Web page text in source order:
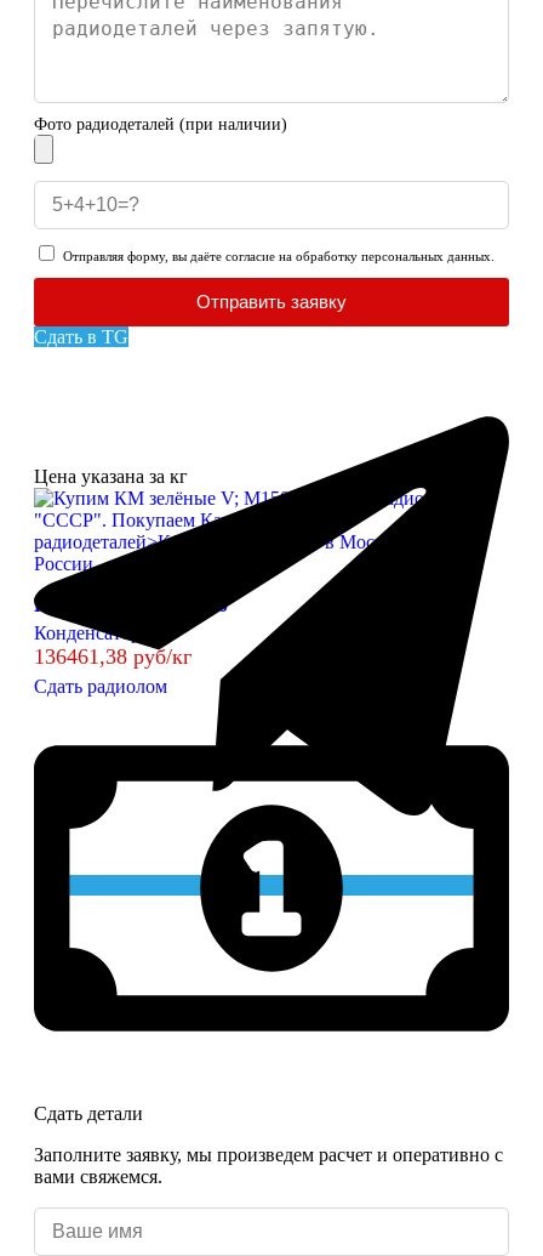
Фото радиодеталей (при наличии)
Отправляя форму, вы даёте согласие на обработку персональных данных.
Отправить заявку
Сдать в TG
Цена указана за кг
КМ зелёные V; М1500
Конденсаторы
136461,38 руб/кг
Сдать радиолом
Сдать детали
Заполните заявку, мы произведем расчет и оперативно с
вами свяжемся.